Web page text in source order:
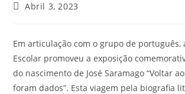
Abril 3, 2023
Em articulação com o grupo de português,
Escolar promoveu a exposição
do nascimento de José Saramago “Voltar
foram dados”. Esta viagem pela biografia